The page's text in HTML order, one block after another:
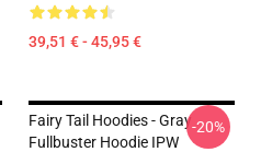
39,51 € - 45,95 €
Fairy Tail Hoodies - Gray
Fullbuster Hoodie IPW
-20%